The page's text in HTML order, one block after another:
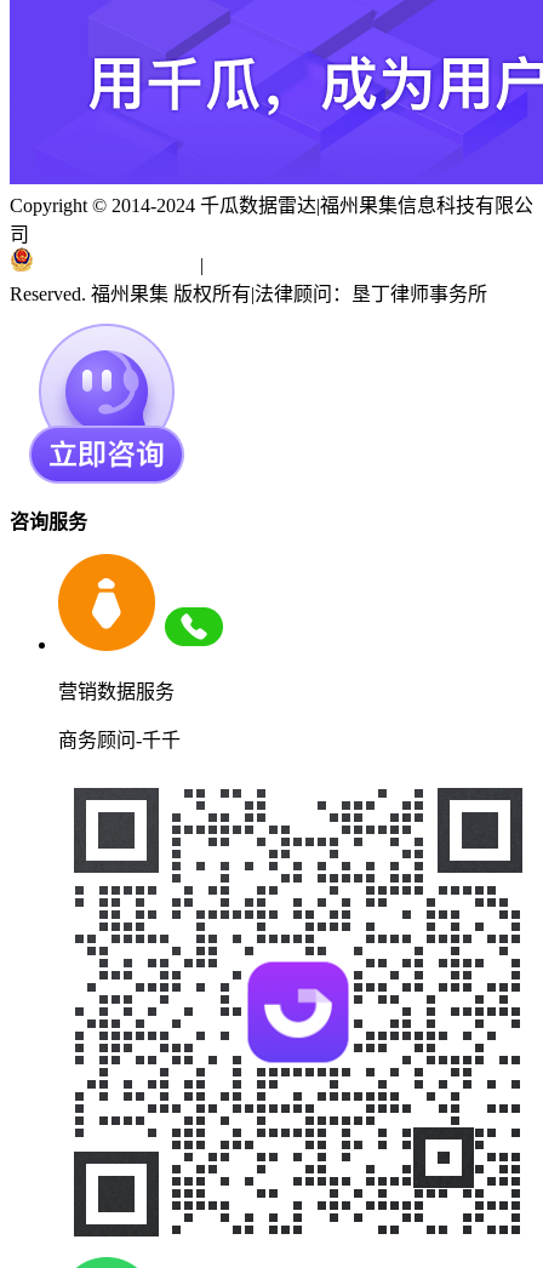
Copyright © 2014-2024 千瓜数据雷达|福州果集信息科技有限公
司
|
Reserved. 福州果集 版权所有|法律顾问：垦丁律师事务所
咨询服务
营销数据服务
商务顾问-千千